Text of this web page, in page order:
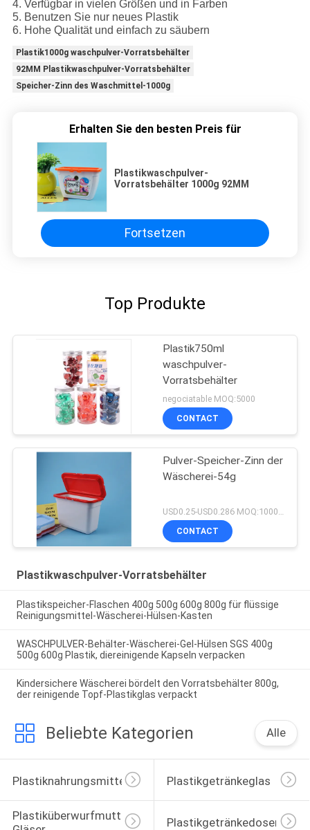
4. Verfügbar in vielen Größen und in Farben
5. Benutzen Sie nur neues Plastik
6. Hohe Qualität und einfach zu säubern
Plastik1000g waschpulver-Vorratsbehälter
92MM Plastikwaschpulver-Vorratsbehälter
Speicher-Zinn des Waschmittel-1000g
Erhalten Sie den besten Preis für
Plastikwaschpulver-
Vorratsbehälter 1000g 92MM
Fortsetzen
Top Produkte
Plastik750ml
waschpulver-
Vorratsbehälter
negociatable MOQ:5000
CONTACT
Pulver-Speicher-Zinn der
Wäscherei-54g
USD0.25-USD0.286 MOQ:10000pcs
CONTACT
Plastikwaschpulver-Vorratsbehälter
Plastikspeicher-Flaschen 400g 500g 600g 800g für flüssige
Reinigungsmittel-Wäscherei-Hülsen-Kasten
WASCHPULVER-Behälter-Wäscherei-Gel-Hülsen SGS 400g
500g 600g Plastik, diereinigende Kapseln verpacken
Kindersichere Wäscherei bördelt den Vorratsbehälter 800g,
der reinigende Topf-Plastikglas verpackt
Beliebte Kategorien Alle
Plastiknahrungsmittelgläser Plastikgetränkeglas
Plastiküberwurfmutter-
Plastikgetränkedosen